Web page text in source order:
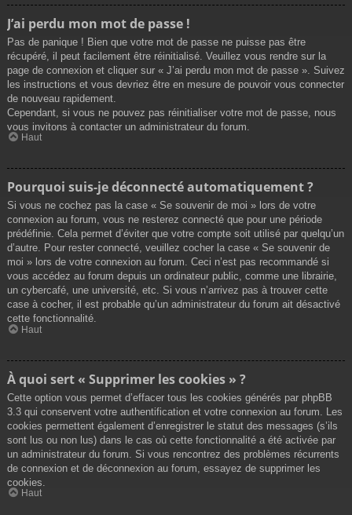
J’ai perdu mon mot de passe !
Pas de panique ! Bien que votre mot de passe ne puisse pas être
récupéré, il peut facilement être réinitialisé. Veuillez vous rendre sur la
page de connexion et cliquer sur « J’ai perdu mon mot de passe ». Suivez
les instructions et vous devriez être en mesure de pouvoir vous connecter
de nouveau rapidement.
Cependant, si vous ne pouvez pas réinitialiser votre mot de passe, nous
vous invitons à contacter un administrateur du forum.
Haut
Pourquoi suis-je déconnecté automatiquement ?
Si vous ne cochez pas la case « Se souvenir de moi » lors de votre
connexion au forum, vous ne resterez connecté que pour une période
prédéfinie. Cela permet d’éviter que votre compte soit utilisé par quelqu’un
d’autre. Pour rester connecté, veuillez cocher la case « Se souvenir de
moi » lors de votre connexion au forum. Ceci n’est pas recommandé si
vous accédez au forum depuis un ordinateur public, comme une librairie,
un cybercafé, une université, etc. Si vous n’arrivez pas à trouver cette
case à cocher, il est probable qu’un administrateur du forum ait désactivé
cette fonctionnalité.
Haut
À quoi sert « Supprimer les cookies » ?
Cette option vous permet d’effacer tous les cookies générés par phpBB
3.3 qui conservent votre authentification et votre connexion au forum. Les
cookies permettent également d’enregistrer le statut des messages (s’ils
sont lus ou non lus) dans le cas où cette fonctionnalité a été activée par
un administrateur du forum. Si vous rencontrez des problèmes récurrents
de connexion et de déconnexion au forum, essayez de supprimer les
cookies.
Haut